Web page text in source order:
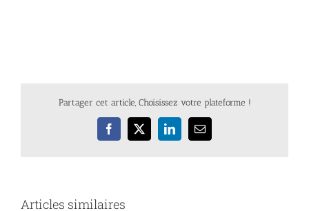
Partager cet article, Choisissez votre plateforme !
Facebook
X LinkedInEmail
Articles similaires